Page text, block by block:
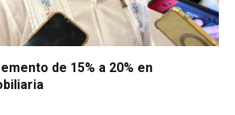
de 15% a 20% en